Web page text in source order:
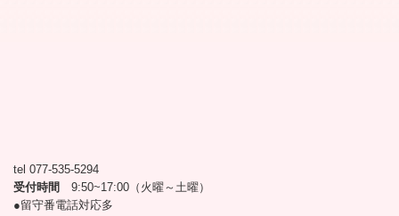
tel 077-535-5294
受付時間 9:50~17:00（火曜～土曜）
●留守番電話対応多